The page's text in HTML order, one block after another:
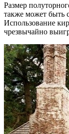
Размер
также может быть
Использование
чрезвычайно